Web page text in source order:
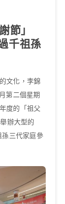
節」
千祖孫
文化，李錦
第二個星期
度的「祖父
辦大型的
孫三代家庭參